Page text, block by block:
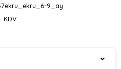
9_ay
KDV